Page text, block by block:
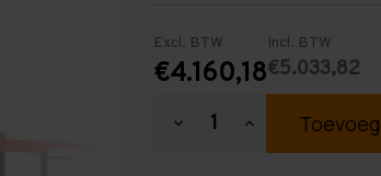
Excl. BTW
€4.160,18
Incl. BTW
€5.033,82
HoeveelheidHoeveelheid
verhogen